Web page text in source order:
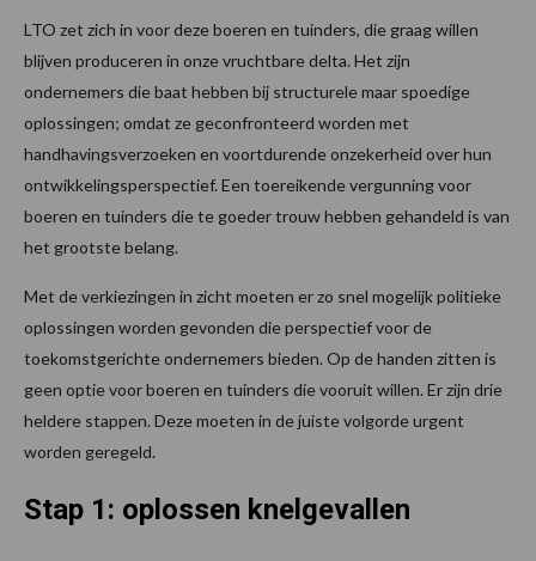
LTO zet zich in voor deze boeren en tuinders, die graag willen
blijven produceren in onze vruchtbare delta. Het zijn
ondernemers die baat hebben bij structurele maar spoedige
oplossingen; omdat ze geconfronteerd worden met
handhavingsverzoeken en voortdurende onzekerheid over hun
ontwikkelingsperspectief. Een toereikende vergunning voor
boeren en tuinders die te goeder trouw hebben gehandeld is van
het grootste belang.
Met de verkiezingen in zicht moeten er zo snel mogelijk politieke
oplossingen worden gevonden die perspectief voor de
toekomstgerichte ondernemers bieden. Op de handen zitten is
geen optie voor boeren en tuinders die vooruit willen. Er zijn drie
heldere stappen. Deze moeten in de juiste volgorde urgent
worden geregeld.
Stap 1: oplossen knelgevallen